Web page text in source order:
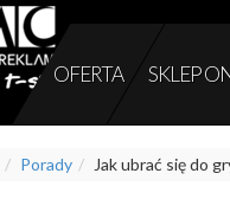
OFERTA SKLEP
Porady Jak ubrać się do